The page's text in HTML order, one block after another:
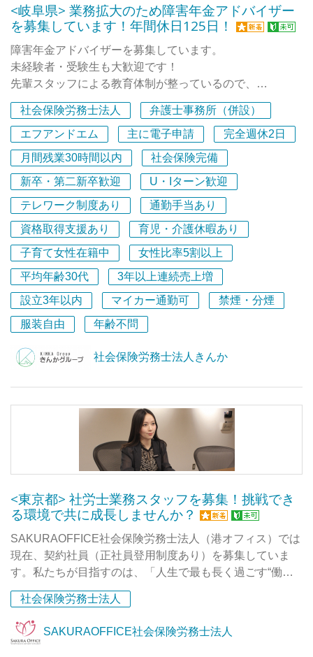
ーや誕生日プレゼントなどの福利厚生制度があります。
<岐阜県> 業務拡大のため障害年金アドバイザー
を募集しています！年間休日125日！
障害年金アドバイザーを募集しています。
未経験者・受験生も大歓迎です！
先輩スタッフによる教育体制が整っているので、
実務経験・資格がなくてもご安心ください。
また、ワークライフバランスに積極的に取り組んでおり、
育児をするスタッフの応援体制も整っておりますので、
趣味と仕事、育児と仕事など・・・
ブライベートと仕事の両立を実現しております！
ご興味がございましたら、ぜひご応募ください。
お待ちしております！
社会保険労務士法人
弁護士事務所（併設）
エフアンドエム
主に電子申請
完全週休2日
月間残業30時間以内
社会保険完備
新卒・第二新卒歓迎
U・Iターン歓迎
テレワーク制度あり
通勤手当あり
資格取得支援あり
育児・介護休暇あり
子育て女性在籍中
女性比率5割以上
平均年齢30代
3年以上連続売上増
設立3年以内
マイカー通勤可
禁煙・分煙
服装自由
年齢不問
社会保険労務士法人きんか
<東京都> 社労士業務スタッフを募集！挑戦でき
る環境で共に成長しませんか？
SAKURAOFFICE社会保険労務士法人（港オフィス）では
現在、契約社員（正社員登用制度あり）を募集していま
す。私たちが目指すのは、「人生で最も長く過ごす“働く
時間”を、幸せな時間にすること」。
社労士として、クライアントの労働環境を整えるだけでな
く、まずは自分たち自身の職場を最高に心地よく、成長で
社会保険労務士法人
SAKURAOFFICE社会保険労務士法人